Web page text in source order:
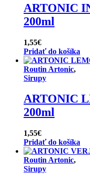
ARTONIC
200ml
1,55€
Pridať do košíka
Routin Artonic,
Sirupy
ARTONIC
200ml
1,55€
Pridať do košíka
Routin Artonic,
Sirupy